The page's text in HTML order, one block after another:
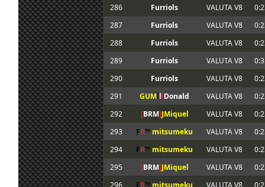
286
Furriols VALUTA V8
287
Furriols VALUTA V8
288
Furriols VALUTA V8
289
Furriols VALUTA V8
290
Furriols VALUTA V8
291
GUMlllDonald VALUTA V8
292
[BRM]JMiquel VALUTA V8
293
FR™ mitsumeku VALUTA V8
294
FR™ mitsumeku VALUTA V8
295
[BRM]JMiquel VALUTA V8